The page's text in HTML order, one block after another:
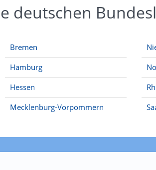
deutschen
Bremen
Hamburg
Hessen
Mecklenburg-Vorpommern